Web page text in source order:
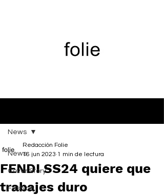
News
Cover Story
Fashion
News
FENDI SS24 quiere que
trabajes duro
Redacción Folie
16 jun 2023 1 min de lectura